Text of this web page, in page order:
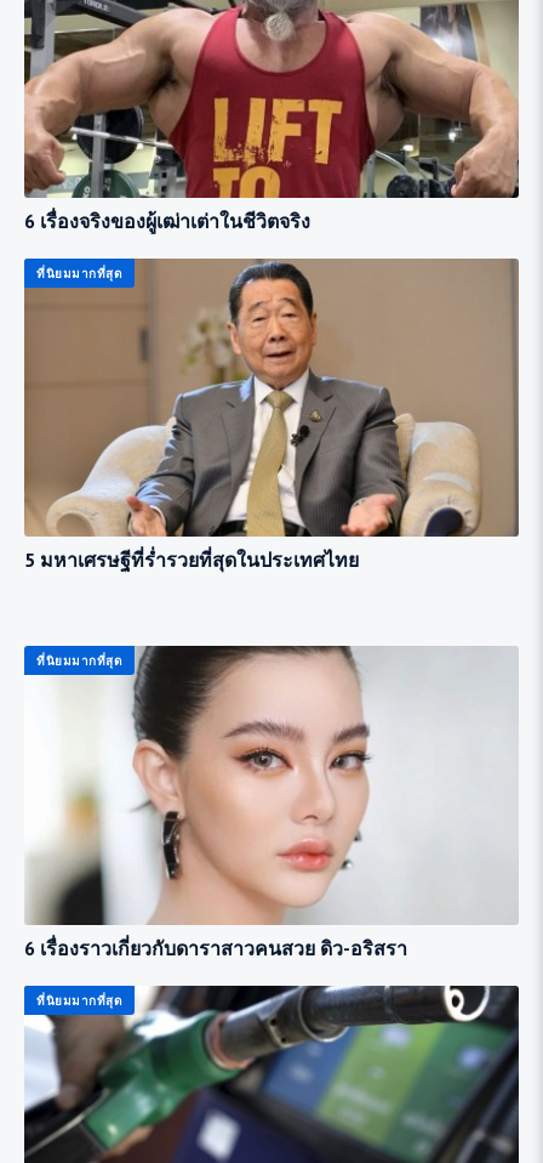
6 เรื่องจริงของผู้เฒ่าเต่าในชีวิตจริง
ที่นิยมมากที่สุด
5 มหาเศรษฐีที่ร่ำรวยที่สุดในประเทศไทย
ที่นิยมมากที่สุด
6 เรื่องราวเกี่ยวกับดาราสาวคนสวย ดิว-อริสรา
ที่นิยมมากที่สุด